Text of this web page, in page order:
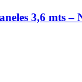
3,6 mts –